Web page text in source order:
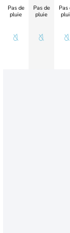
Pas de
pluie
Pas de
pluie
Pas